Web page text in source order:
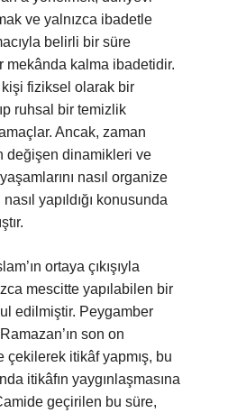
ve yalnızca ibadetle
belirli bir süre
mekânda kalma ibadetidir.
kişi fiziksel olarak bir
ruhsal bir temizlik
Ancak, zaman
değişen dinamikleri ve
nasıl organize
yapıldığı konusunda
ortaya çıkışıyla
mescitte yapılabilen bir
edilmiştir. Peygamber
son on
çekilerek itikâf yapmış, bu
itikâfın yaygınlaşmasına
geçirilen bu süre,